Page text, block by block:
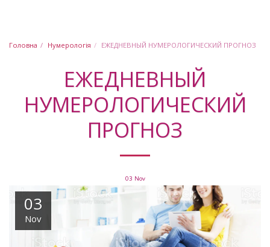
Головна Нумерологія ЕЖЕДНЕВНЫЙ НУМЕРОЛОГИЧЕСКИЙ ПРОГНОЗ
ЕЖЕДНЕВНЫЙ
НУМЕРОЛОГИЧЕСКИЙ
ПРОГНОЗ
03 Nov
03
Nov